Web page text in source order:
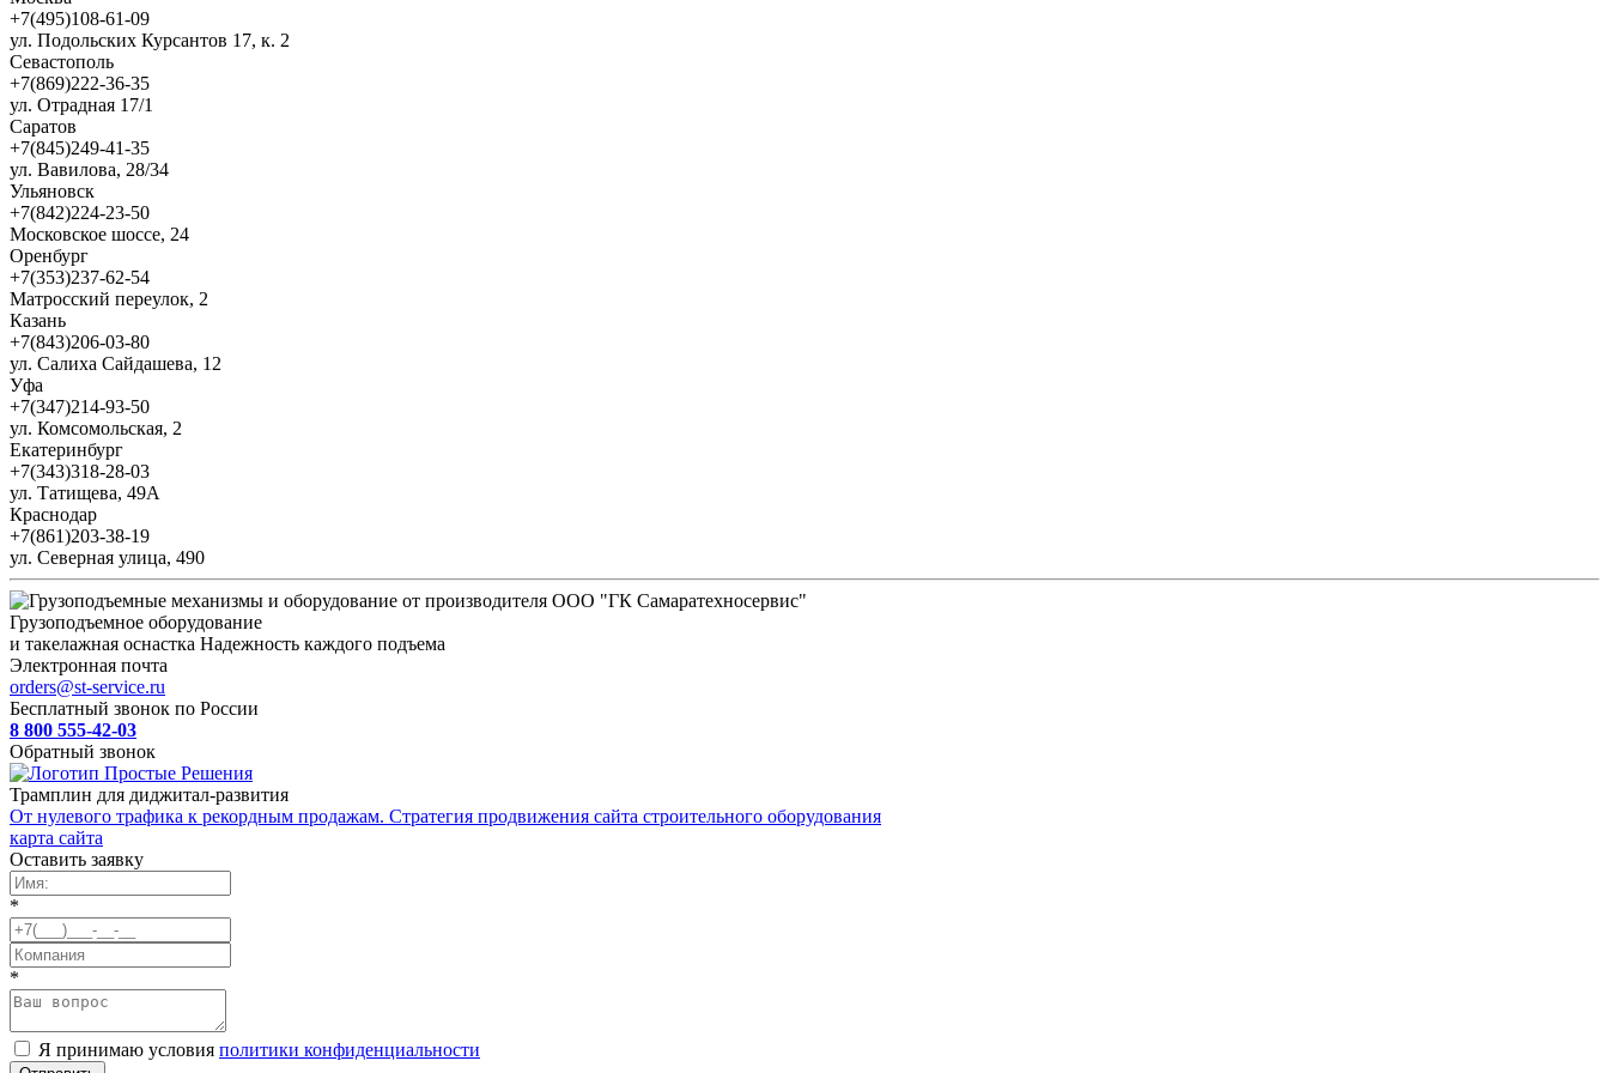
+7(495)108-61-09
ул. Подольских Курсантов 17, к. 2
Севастополь
+7(869)222-36-35
ул. Отрадная 17/1
Саратов
+7(845)249-41-35
ул. Вавилова, 28/34
Ульяновск
+7(842)224-23-50
Московское шоссе, 24
Оренбург
+7(353)237-62-54
Матросский переулок, 2
Казань
+7(843)206-03-80
ул. Салиха Сайдашева, 12
Уфа
+7(347)214-93-50
ул. Комсомольская, 2
Екатеринбург
+7(343)318-28-03
ул. Татищева, 49А
Краснодар
+7(861)203-38-19
ул. Северная улица, 490
Грузоподъемное оборудование
и такелажная оснастка Надежность каждого подъема
Электронная почта
orders@st-service.ru
Бесплатный звонок по России
8 800 555-42-03
Обратный звонок
Трамплин для диджитал-развития
От нулевого трафика к рекордным продажам. Стратегия продвижения сайта строительного оборудования
карта сайта
Оставить заявку
*
*
Я принимаю условия политики конфиденциальности